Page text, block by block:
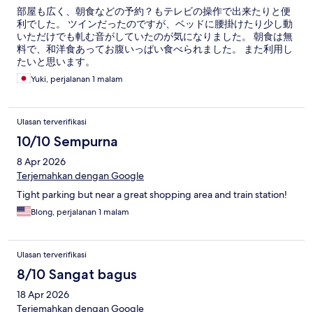
部屋も広く、朝食などの予約？もテレビの操作で出来たりと便
利でした。 ツインだったのですが、ベッドに腰掛けたり少し動
いただけでも軋む音がしていたのが気になりました。 朝食は無
料で、和洋食あってお腹いっぱい食べられました。 また利用し
たいと思います。
Yuki, perjalanan 1 malam
Ulasan terverifikasi
10/10 Sempurna
8 Apr 2026
Terjemahkan dengan Google
Tight parking but near a great shopping area and train station!
Blong, perjalanan 1 malam
Ulasan terverifikasi
8/10 Sangat bagus
18 Apr 2026
Terjemahkan dengan Google